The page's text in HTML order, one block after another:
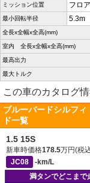
ミッション位置 フロア
最小回転半径 5.3m
全長x全幅x全高(mm)
室内 全長x全幅x全高(mm)
最高出力
最大トルク
この車のカタログ
ブルーバードシルフ
ド一覧
1.5 15S
新車時価格178.5万円(税
JC08
-km/L
満タンでどこまで